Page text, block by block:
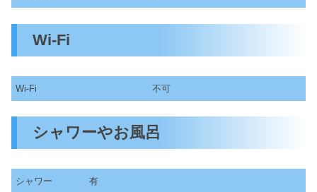
Wi-Fi
Wi-Fi 不可
シャワーやお風呂
シャワー 有